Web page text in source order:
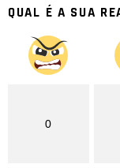
QUAL É A SUA
0